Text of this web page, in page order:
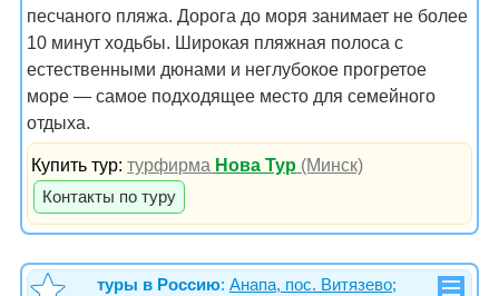
песчаного пляжа. Дорога до моря занимает не более
10 минут ходьбы. Широкая пляжная полоса с
естественными дюнами и неглубокое прогретое
море — самое подходящее место для семейного
отдыха.
Купить тур:турфирма Нова Тур (Минск)
Контакты по туру
туры в Россию: Анапа, пос. Витязево;